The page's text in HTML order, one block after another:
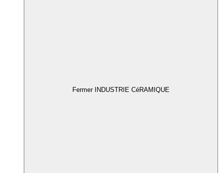
Fermer INDUSTRIE CéRAMIQUE